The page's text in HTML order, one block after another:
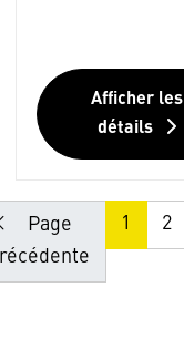
Afficher les
détails
Page
1 2